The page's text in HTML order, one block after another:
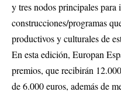
y tres nodos principales para
construcciones/programas
productivos y culturales de
En esta edición, Europan
premios, que recibirán
de 6.000 euros, además de